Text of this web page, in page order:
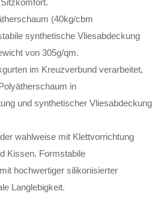
(40kg/cbm
synthetische Vliesabdeckung
von 305g/qm.
im Kreuzverbund verarbeitet,
in
und synthetischer Vliesabdeckung
wahlweise mit Klettvorrichtung
Kissen. Formstabile
hochwertiger silikonisierter
Langlebigkeit.